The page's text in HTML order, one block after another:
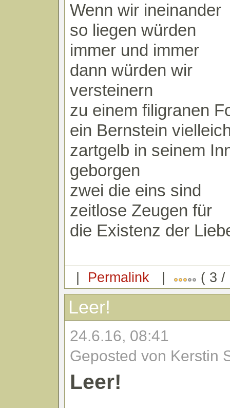
Wenn wir ineinander
so liegen würden
immer und immer
dann würden wir
versteinern
zu einem filigranen
ein Bernstein
zartgelb in seinem
geborgen
zwei die eins sind
zeitlose Zeugen für
die Existenz der
| Permalink | ( 3 /
Leer!
24.6.16, 08:41
Geposted von Kerstin
Leer!